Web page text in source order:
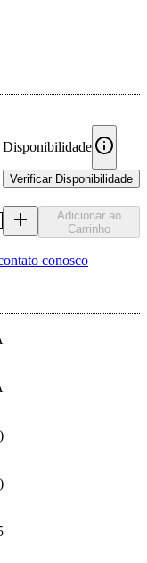
Disponibilidade
Verificar Disponibilidade
Adicionar ao
Carrinho
conosco